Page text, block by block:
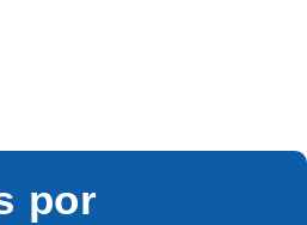
por